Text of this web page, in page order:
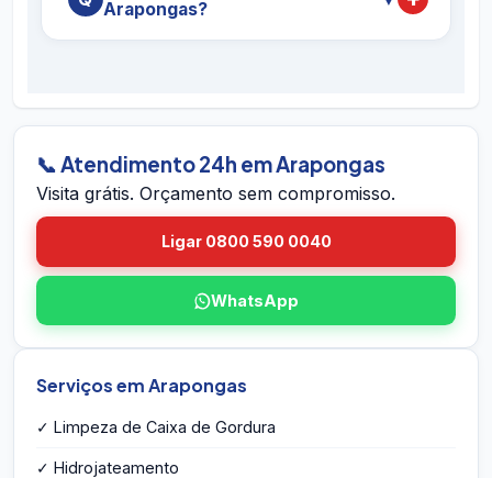
para os serviços em Arapongas.
limpezas simples, até 90 dias para
hidrojateamento completo e contratos
Arapongas?
em Arapongas pelo site. A equipe vai até você
em Arapongas, avalia a caixa, mede o volume,
identifica eventuais problemas estruturais e
entrega o orçamento por escrito na hora — sem
compromisso e sem taxa de visita.
📞 Atendimento 24h em Arapongas
Visita grátis. Orçamento sem compromisso.
Ligar 0800 590 0040
WhatsApp
Serviços em Arapongas
✓ Limpeza de Caixa de Gordura
✓ Hidrojateamento